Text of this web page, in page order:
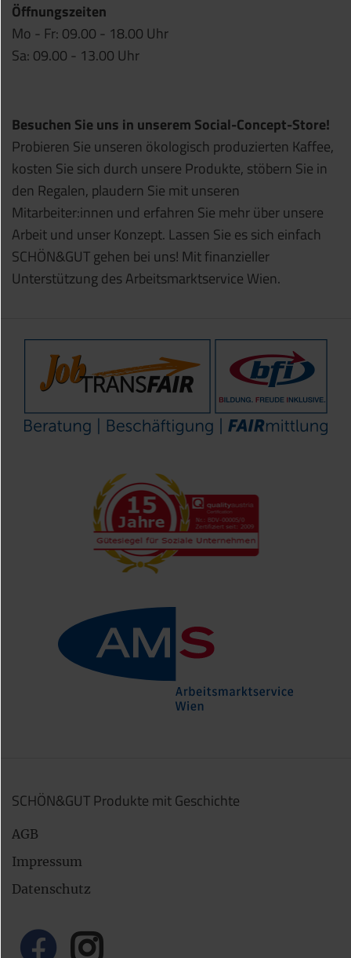
Öffnungszeiten
Mo - Fr: 09.00 - 18.00 Uhr
Sa: 09.00 - 13.00 Uhr
Besuchen Sie uns in unserem Social-Concept-Store!
Probieren Sie unseren ökologisch produzierten Kaffee,
kosten Sie sich durch unsere Produkte, stöbern Sie in
den Regalen, plaudern Sie mit unseren
Mitarbeiter:innen und erfahren Sie mehr über unsere
Arbeit und unser Konzept. Lassen Sie es sich einfach
SCHÖN&GUT gehen bei uns! Mit finanzieller
Unterstützung des Arbeitsmarktservice Wien.
SCHÖN&GUT Produkte mit Geschichte
AGB
Impressum
Datenschutz